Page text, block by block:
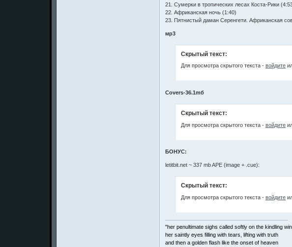
21. Сумерки в тропических лесах Коста-Рики
22. Африканская ночь (1:40)
23. Пятнистый даман Серенгети. Африканская
мр3
Скрытый текст:
Для просмотра скрытого текста -войдите
Covers-36.1mб
Скрытый текст:
Для просмотра скрытого текста -войдите
БОНУС:
letitbit.net ~ 337 mb APE (image + .cue):
Скрытый текст:
Для просмотра скрытого текста -войдите
"her penultimate sighs called softly on the kindling
her saintly eyes filling with tears, lifting with truth
and then a golden flash like the onset of heaven